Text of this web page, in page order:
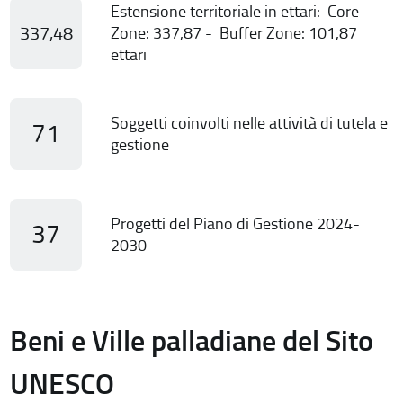
337,48
Estensione territoriale in ettari: Core
Zone: 337,87 - Buffer Zone: 101,87
ettari
71
Soggetti coinvolti nelle attività di tutela e
gestione
37
Progetti del Piano di Gestione 2024-
2030
Beni e Ville palladiane del Sito
UNESCO